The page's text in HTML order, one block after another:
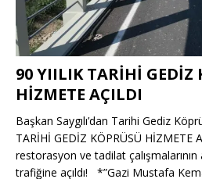
90 YIILIK TARİHİ GEDİZ
HİZMETE AÇILDI
Başkan Saygılı’dan Tarihi Gediz
TARİHİ GEDİZ KÖPRÜSÜ HİZMETE
restorasyon ve tadilat
trafiğine açıldı! *”Gazi Mustafa